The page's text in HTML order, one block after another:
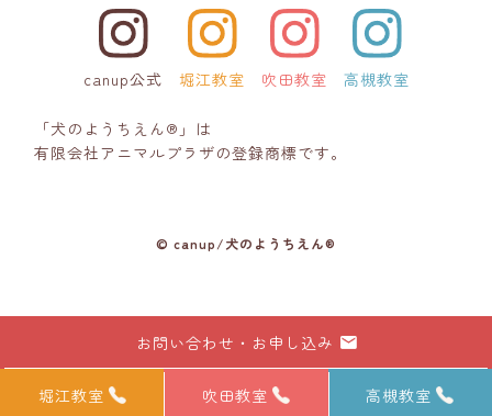
canup公式 堀江教室 吹田教室 高槻教室
「犬のようちえん®」は
有限会社アニマルプラザの登録商標です。
© canup/犬のようちえん®
お問い合わせ・お申し込み
堀江教室 吹田教室 高槻教室